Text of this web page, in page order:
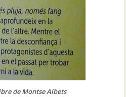
de Montse Albets